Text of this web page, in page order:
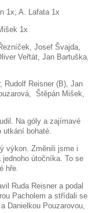
1x; A. Lafata 1x
1x
Josef Švajda,
Veřtát, Jan Bartuška,
Rudolf Reisner (B), Jan
Štěpán Mišek,
Na góly a zajímavé
utkání bohaté.
výkon. Změnili jsme i
útočníka. To se
hře.
Ruda Reisner a podal
Pacholem a střídali se
Danielkou Pouzarovou,